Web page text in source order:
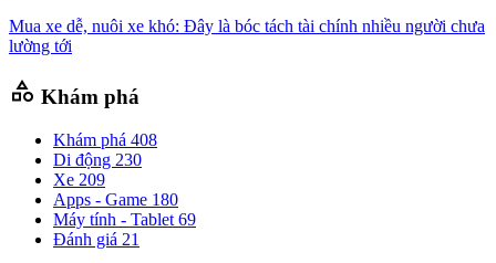
Mua xe dễ, nuôi xe khó: Đây là bóc tách tài chính nhiều người chưa
lường tới
category Khám phá
Khám phá 408
Di động 230
Xe 209
Apps - Game 180
Máy tính - Tablet 69
Đánh giá 21